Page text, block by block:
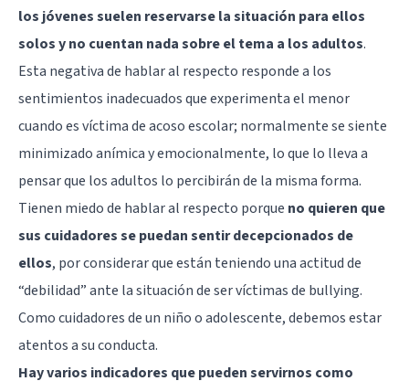
los jóvenes suelen reservarse la situación para ellos
solos y no cuentan nada sobre el tema a los adultos.
Esta negativa de hablar al respecto responde a los
sentimientos inadecuados que experimenta el menor
cuando es víctima de acoso escolar; normalmente se siente
minimizado anímica y emocionalmente, lo que lo lleva a
pensar que los adultos lo percibirán de la misma forma.
Tienen miedo de hablar al respecto porque no quieren que
sus cuidadores se puedan sentir decepcionados de
ellos, por considerar que están teniendo una actitud de
“debilidad” ante la situación de ser víctimas de bullying.
Como cuidadores de un niño o adolescente, debemos estar
atentos a su conducta.
Hay varios indicadores que pueden servirnos como